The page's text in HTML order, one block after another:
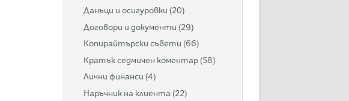
Данъци и осигуровки (20)
Договори и документи (29)
Копирайтърски съвети (66)
Кратък седмичен коментар (58)
Лични финанси (4)
Наръчник на клиента (22)